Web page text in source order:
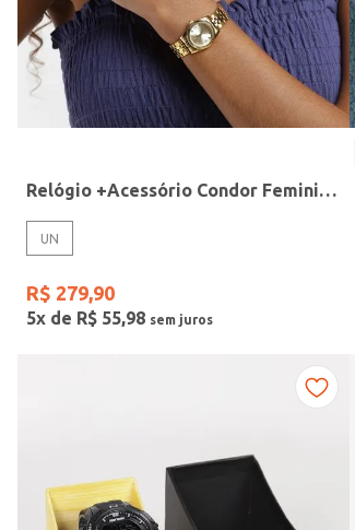
Modelo de Pulseira
Relógio +Acessório Condor Feminino DOURADO
UN
R$ 279,90
5x de R$ 55,98